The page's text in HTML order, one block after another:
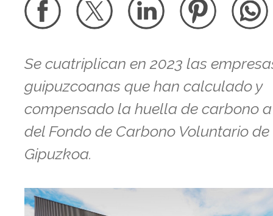
Se cuatriplican en 2023 las
guipuzcoanas que han calculado y
compensado la huella de carbono
del Fondo de Carbono Voluntario de
Gipuzkoa.